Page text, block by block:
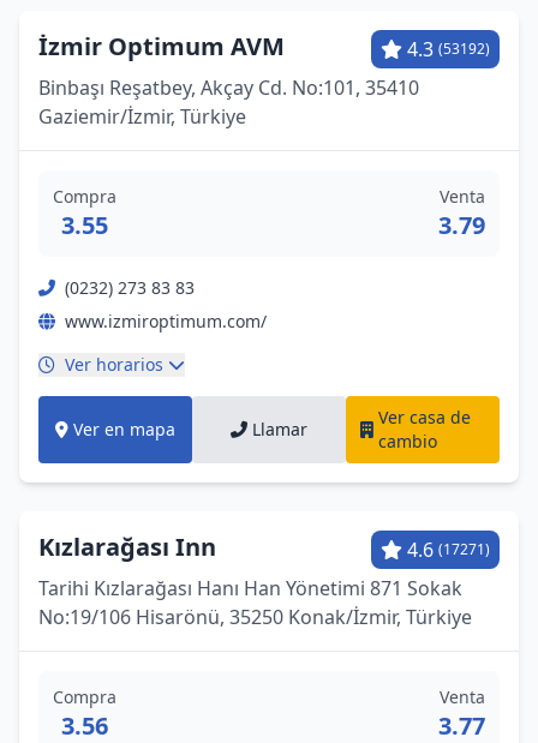
İzmir Optimum AVM 4.3 (53192)
Binbaşı Reşatbey, Akçay Cd. No:101, 35410
Gaziemir/İzmir, Türkiye
Compra
3.55
Venta
3.79
(0232) 273 83 83
www.izmiroptimum.com/
Ver horarios
Ver en mapa Llamar
Ver casa de
cambio
Kızlarağası Inn 4.6 (17271)
Tarihi Kızlarağası Hanı Han Yönetimi 871 Sokak
No:19/106 Hisarönü, 35250 Konak/İzmir, Türkiye
Compra
3.56
Venta
3.77